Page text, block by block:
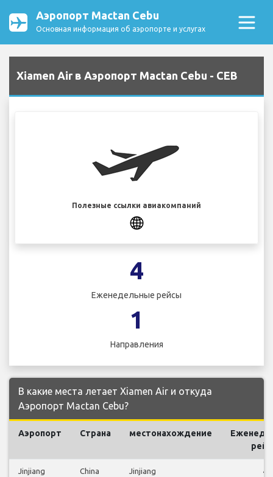
Аэропорт Mactan Cebu
Основная информация об аэропорте и услугах
Xiamen Air в Аэропорт Mactan Cebu - CEB
Полезные ссылки авиакомпаний
4
Еженедельные рейсы
1
Направления
В какие места летает Xiamen Air и откуда
Аэропорт Mactan Cebu?
Аэропорт Страна местонахождение
Jinjiang
China Jinjiang 4